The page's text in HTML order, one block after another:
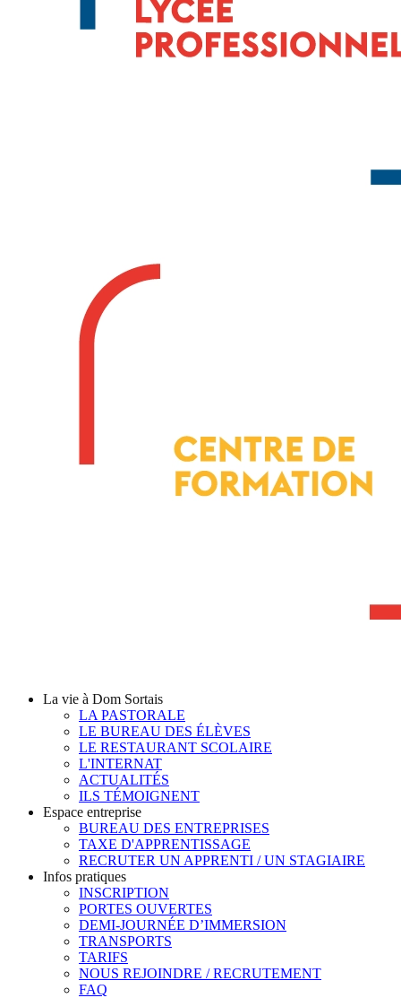
La vie à Dom Sortais
LA PASTORALE
LE BUREAU DES ÉLÈVES
LE RESTAURANT SCOLAIRE
L'INTERNAT
ACTUALITÉS
ILS TÉMOIGNENT
Espace entreprise
BUREAU DES ENTREPRISES
TAXE D'APPRENTISSAGE
RECRUTER UN APPRENTI / UN STAGIAIRE
Infos pratiques
INSCRIPTION
PORTES OUVERTES
DEMI-JOURNÉE D’IMMERSION
TRANSPORTS
TARIFS
NOUS REJOINDRE / RECRUTEMENT
FAQ